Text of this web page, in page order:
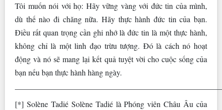
Tôi muốn nói với họ: Hãy vững vàng với đức tin của mình,
dù thế nào đi chăng nữa. Hãy thực hành đức tin của bạn.
Điều rất quan trọng cần ghi nhớ là đức tin là một thực hành,
không chỉ là một linh đạo trừu tượng. Đó là cách nó hoạt
động và nó sẽ mang lại kết quả tuyệt vời cho cuộc sống của
bạn nếu bạn thực hành hàng ngày.
[*] Solène Tadié Solène Tadié là Phóng viên Châu Âu của